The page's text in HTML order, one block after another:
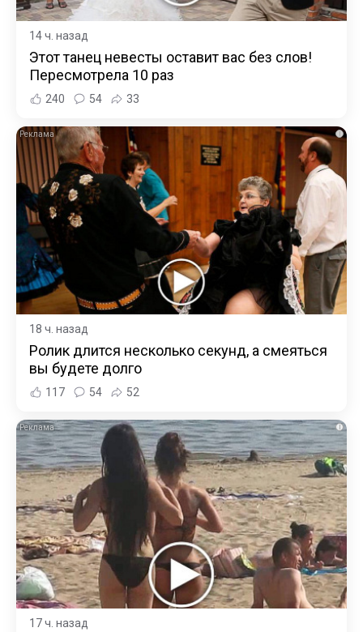
14 ч. назад
Этот танец невесты оставит вас без слов!
Пересмотрела 10 раз
240 54 33
i
18 ч. назад
Ролик длится несколько секунд, а смеяться
вы будете долго
117 54 52
i
17 ч. назад